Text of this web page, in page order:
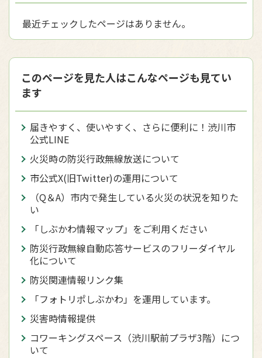
最近チェックしたページはありません。
このページを見た人はこんなページも見てい
ます
届きやすく、使いやすく、さらに便利に！渋川市
公式LINE
火災時の防災行政無線放送について
市公式X(旧Twitter)の運用について
（Q＆A）市内で発生している火災の状況を知りた
い
「しぶかわ情報マップ」をご利用ください
防災行政無線自動応答サービスのフリーダイヤル
化について
防災関連情報リンク集
「フォトリポしぶかわ」を運用しています。
災害時情報提供
コワーキングスペース（渋川駅前プラザ3階）につ
いて